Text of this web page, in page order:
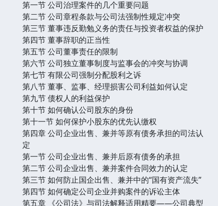
第一节 公司治理案件的几个重要问题
第二节 公司章程条款与公司法强制性规定冲突
第三节 董事违反勤勉义务的责任与投资者权益的保护
第四节 董事辞职的正当性
第五节 公司董事责任的限制
第六节 公司独立董事制度与监事会的冲突与协调
第七节 有限公司强制分配股利之诉
第八节 董事、监事、经理损害公司利益如何认定
第九节 债权人的利益保护
第十节 如何确认公司股东的身份
第十一节 如何保护小股东的优先认缴权
第四章 公司企业出售、兼并等原有债务承担的司法认
定
第一节 公司企业出售、兼并后原有债务的承担
第二节 公司企业出售、兼并案件合同效力的认定
第三节 如何防止国企出售、兼并中的“国有资产流失”
第四节 如何确定公司企业并购案件的诉讼主体
第五章 《公司法》与司法解释适用精要——公司典型